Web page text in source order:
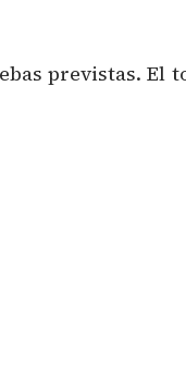
previstas. El